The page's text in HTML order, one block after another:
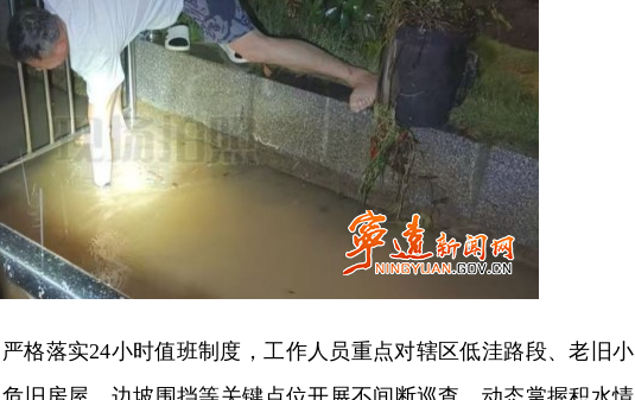
格落实24小时值班制度，工作人员重点对辖区低洼路段、老旧小